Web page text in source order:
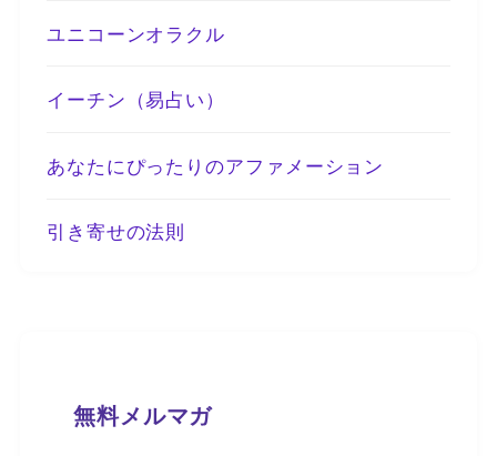
ユニコーンオラクル
イーチン（易占い）
あなたにぴったりのアファメーション
引き寄せの法則
無料メルマガ